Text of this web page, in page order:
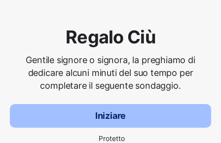
Regalo Ciù
Gentile signore o signora, la preghiamo di
dedicare alcuni minuti del suo tempo per
completare il seguente sondaggio.
Iniziare
Protetto